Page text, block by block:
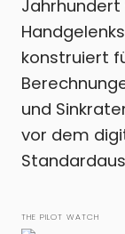
konstruiert
und
vor dem
THE PILOT WATCH